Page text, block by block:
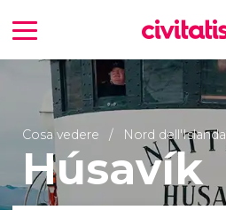
Cosa vedere Nord dell'Islanda
Húsavík